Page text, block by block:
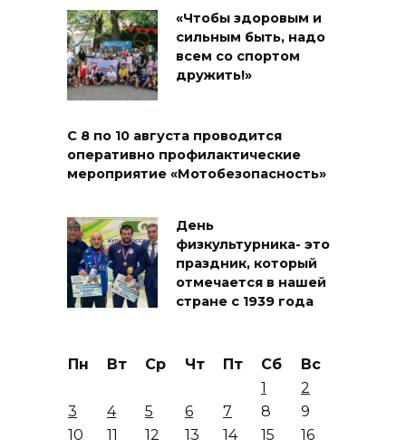
«Чтобы здоровым и
сильным быть, надо
всем со спортом
дружить!»
С 8 по 10 августа проводится
оперативно профилактические
мероприятие «Мотобезопасность»
День
физкультурника- это
праздник, который
отмечается в нашей
стране с 1939 года
Пн Вт Ср Чт Пт Сб
Вс
1
2
3
4 5 6 7 8
9
10
11 12 13 14 15
16